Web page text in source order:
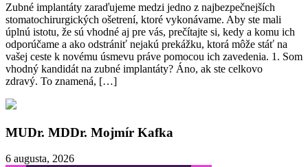
Zubné implantáty zaraďujeme medzi jedno z najbezpečnejších
stomatochirurgických ošetrení, ktoré vykonávame. Aby ste mali
úplnú istotu, že sú vhodné aj pre vás, prečítajte si, kedy a komu ich
odporúčame a ako odstrániť nejakú prekážku, ktorá môže stáť na
vašej ceste k novému úsmevu práve pomocou ich zavedenia. 1. Som
vhodný kandidát na zubné implantáty? Áno, ak ste celkovo
zdravý. To znamená, […]
MUDr. MDDr. Mojmír Kafka
6 augusta, 2026